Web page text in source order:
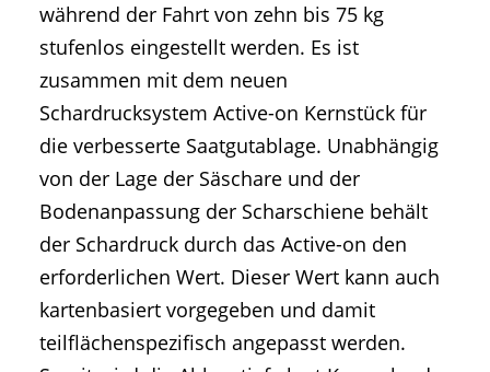
während der Fahrt von zehn bis 75 kg
stufenlos eingestellt werden. Es ist
zusammen mit dem neuen
Schardrucksystem Active-on Kernstück für
die verbesserte Saatgutablage. Unabhängig
von der Lage der Säschare und der
Bodenanpassung der Scharschiene behält
der Schardruck durch das Active-on den
erforderlichen Wert. Dieser Wert kann auch
kartenbasiert vorgegeben und damit
teilflächenspezifisch angepasst werden.